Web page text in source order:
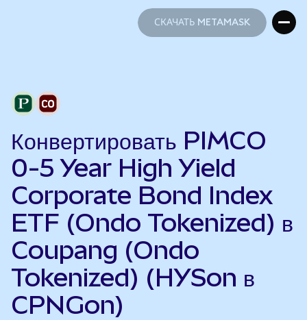
СКАЧАТЬ METAMASK
Конвертировать PIMCO
0-5 Year High Yield
Corporate Bond Index
ETF (Ondo Tokenized) в
Coupang (Ondo
Tokenized) (HYSon в
CPNGon)